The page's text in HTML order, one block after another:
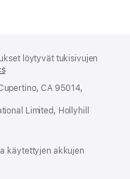
löytyvät tukisivujen
(avautuu
ikkunaan)CA 95014,
Limited, Hollyhill
käytettyjen akkujen